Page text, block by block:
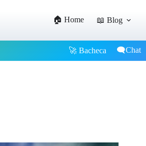
🏠 Home 📖 Blog
🚀 Bacheca 🗨️Chat